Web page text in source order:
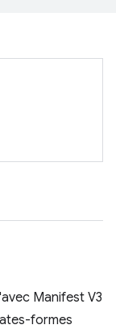
Manifest V3
formes